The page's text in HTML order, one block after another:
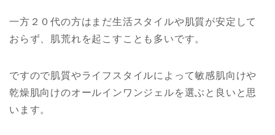
一方２０代の方はまだ生活スタイルや肌質が安定して
おらず、肌荒れを起こすことも多いです。
ですので肌質やライフスタイルによって敏感肌向けや
乾燥肌向けのオールインワンジェルを選ぶと良いと思
います。